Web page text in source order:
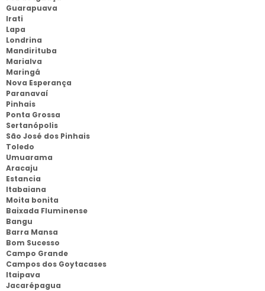
Guarapuava
Irati
Lapa
Londrina
Mandirituba
Marialva
Maringá
Nova Esperança
Paranavaí
Pinhais
Ponta Grossa
Sertanópolis
São José dos Pinhais
Toledo
Umuarama
Aracaju
Estancia
Itabaiana
Moita bonita
Baixada Fluminense
Bangu
Barra Mansa
Bom Sucesso
Campo Grande
Campos dos Goytacases
Itaipava
Jacarépagua